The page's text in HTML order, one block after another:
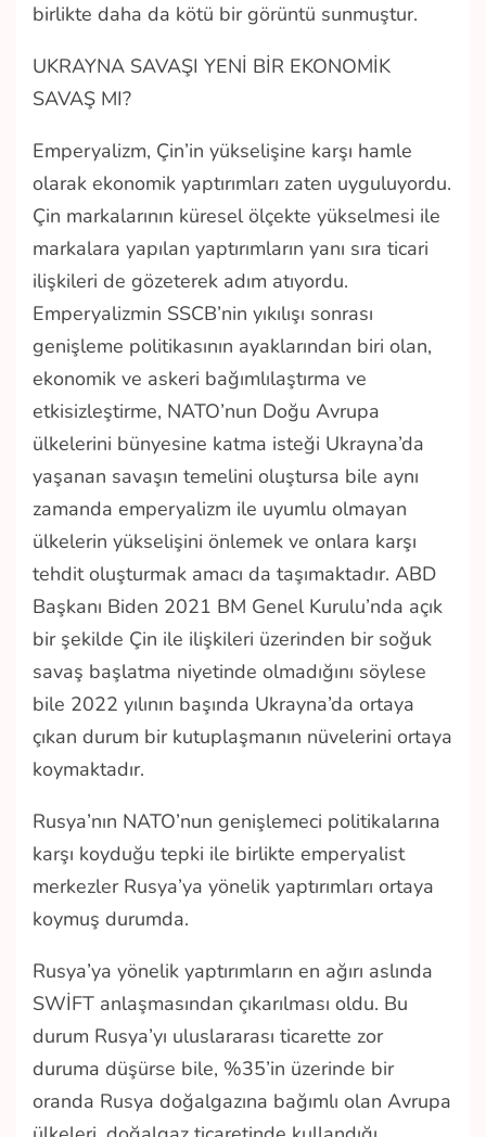
birlikte daha da kötü bir görüntü sunmuştur.
UKRAYNA SAVAŞI YENİ BİR EKONOMİK
SAVAŞ MI?
Emperyalizm, Çin’in yükselişine karşı hamle
olarak ekonomik yaptırımları zaten uyguluyordu.
Çin markalarının küresel ölçekte yükselmesi ile
markalara yapılan yaptırımların yanı sıra ticari
ilişkileri de gözeterek adım atıyordu.
Emperyalizmin SSCB’nin yıkılışı sonrası
genişleme politikasının ayaklarından biri olan,
ekonomik ve askeri bağımlılaştırma ve
etkisizleştirme, NATO’nun Doğu Avrupa
ülkelerini bünyesine katma isteği Ukrayna’da
yaşanan savaşın temelini oluştursa bile aynı
zamanda emperyalizm ile uyumlu olmayan
ülkelerin yükselişini önlemek ve onlara karşı
tehdit oluşturmak amacı da taşımaktadır. ABD
Başkanı Biden 2021 BM Genel Kurulu’nda açık
bir şekilde Çin ile ilişkileri üzerinden bir soğuk
savaş başlatma niyetinde olmadığını söylese
bile 2022 yılının başında Ukrayna’da ortaya
çıkan durum bir kutuplaşmanın nüvelerini ortaya
koymaktadır.
Rusya’nın NATO’nun genişlemeci politikalarına
karşı koyduğu tepki ile birlikte emperyalist
merkezler Rusya’ya yönelik yaptırımları ortaya
koymuş durumda.
Rusya’ya yönelik yaptırımların en ağırı aslında
SWİFT anlaşmasından çıkarılması oldu. Bu
durum Rusya’yı uluslararası ticarette zor
duruma düşürse bile, %35’in üzerinde bir
oranda Rusya doğalgazına bağımlı olan Avrupa